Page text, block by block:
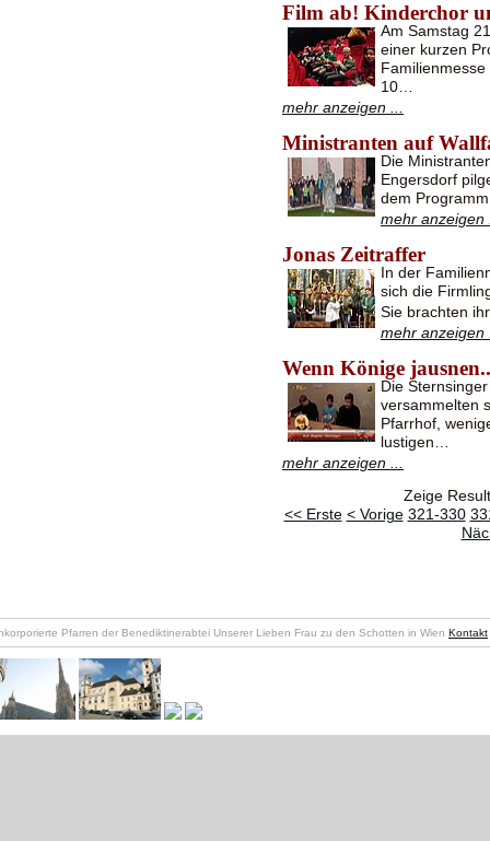
Film ab! Kinderchor
Am Samstag
einer kurzen
10…
mehr anzeigen ...
Ministranten auf
Die
Engersdorf
dem
mehr anzeigen
Jonas Zeitraffer
In der
sich die
Sie brachten
mehr anzeigen
Wenn Könige
Die
versammelten
Pfarrhof,
lustigen…
mehr anzeigen ...
Zeige
<< Erste < Vorige 321-330
Pfarren der Benediktinerabtei Unserer Lieben Frau zu den Schotten in Wien Kontakt